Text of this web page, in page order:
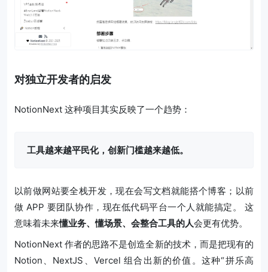
对独立开发者的启发
NotionNext 这种项目其实反映了一个趋势：
工具越来越平民化，创新门槛越来越低。
以前做网站要全栈开发，现在会写文档就能搭个博客；以前
做 APP 要团队协作，现在低代码平台一个人就能搞定。
这
意味着未来懂业务、懂场景、会整合工具的人会更有优势。
NotionNext 作者的思路不是创造全新的技术，而是把现有的
Notion、NextJS、Vercel 组合出新的价值。这种“拼乐高